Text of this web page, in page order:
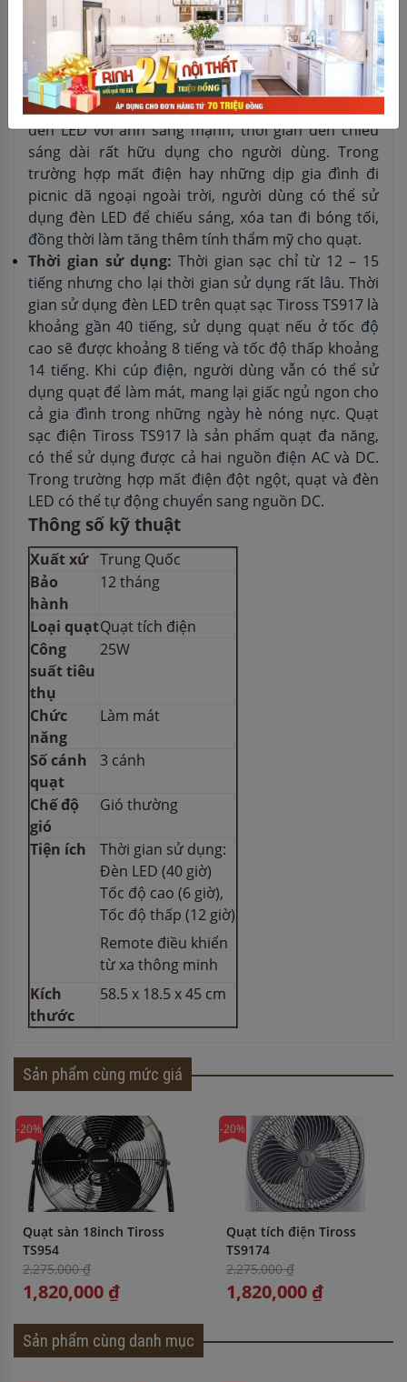
được tất cả các chức năng của quạt. Bộ điều khiển
đem đến cho người dùng sự thuận tiện khi sử
dụng cũng như tiết kiệm được nhiều thời gian di
chuyển.
Hệ thống đèn LED:Quạt Tiross TS917 có hệ thống
đèn LED với ánh sáng mạnh, thời gian đèn chiếu
sáng dài rất hữu dụng cho người dùng. Trong
trường hợp mất điện hay những dịp gia đình đi
picnic dã ngoại ngoài trời, người dùng có thể sử
dụng đèn LED để chiếu sáng, xóa tan đi bóng tối,
đồng thời làm tăng thêm tính thẩm mỹ cho quạt.
Thời gian sử dụng: Thời gian sạc chỉ từ 12 – 15
tiếng nhưng cho lại thời gian sử dụng rất lâu. Thời
gian sử dụng đèn LED trên quạt sạc Tiross TS917 là
khoảng gần 40 tiếng, sử dụng quạt nếu ở tốc độ
cao sẽ được khoảng 8 tiếng và tốc độ thấp khoảng
14 tiếng. Khi cúp điện, người dùng vẫn có thể sử
dụng quạt để làm mát, mang lại giấc ngủ ngon cho
cả gia đình trong những ngày hè nóng nực. Quạt
sạc điện Tiross TS917 là sản phẩm quạt đa năng,
có thể sử dụng được cả hai nguồn điện AC và DC.
Trong trường hợp mất điện đột ngột, quạt và đèn
LED có thể tự động chuyển sang nguồn DC.
Thông số kỹ thuật
Xuất xứ Trung Quốc
Bảo
hành
12 tháng
Loại quạtQuạt tích điện
Công
suất tiêu
thụ
25W
Chức
năng
Làm mát
Số cánh
quạt
3 cánh
Chế độ
gió
Gió thường
Tiện ích
Thời gian sử dụng:
Đèn LED (40 giờ)
Tốc độ cao (6 giờ),
Tốc độ thấp (12 giờ)
Remote điều khiển
từ xa thông minh
Kích
thước
58.5 x 18.5 x 45 cm
Sản phẩm cùng mức giá
-20%
Quạt sàn 18inch Tiross
TS954
2,275,000 ₫
1,820,000 ₫
-20%
Quạt tích điện Tiross
TS9174
2,275,000 ₫
1,820,000 ₫
Sản phẩm cùng danh mục